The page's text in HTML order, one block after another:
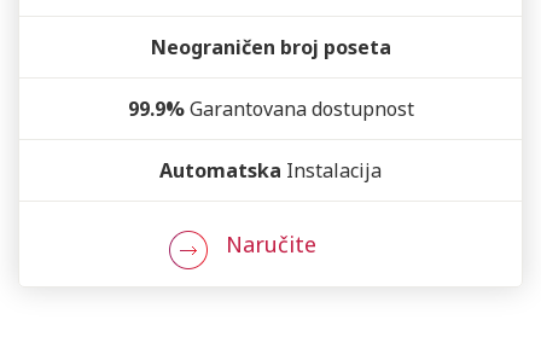
Neograničen broj poseta
99.9%Garantovana dostupnost
Automatska Instalacija
Naručite